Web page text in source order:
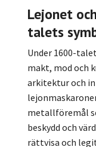
Lejonet
talets
Under 1600-
makt, mod och
arkitektur och
metallföremål
beskydd och
rättvisa och